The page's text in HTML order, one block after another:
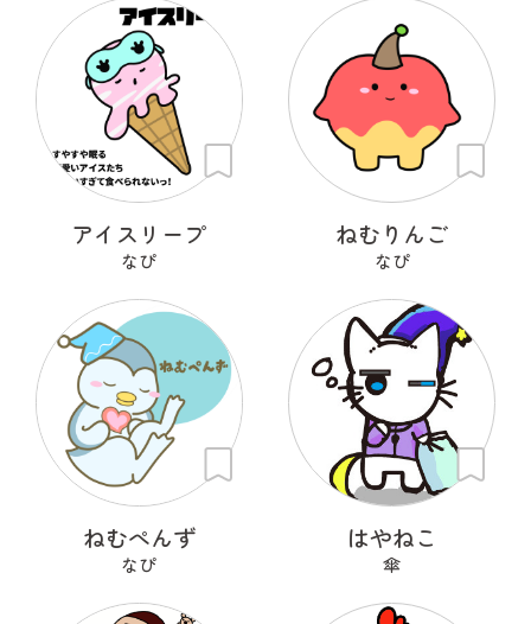
アイスリープ
なぴ
ねむりんご
なぴ
ねむぺんず
なぴ
はやねこ
傘